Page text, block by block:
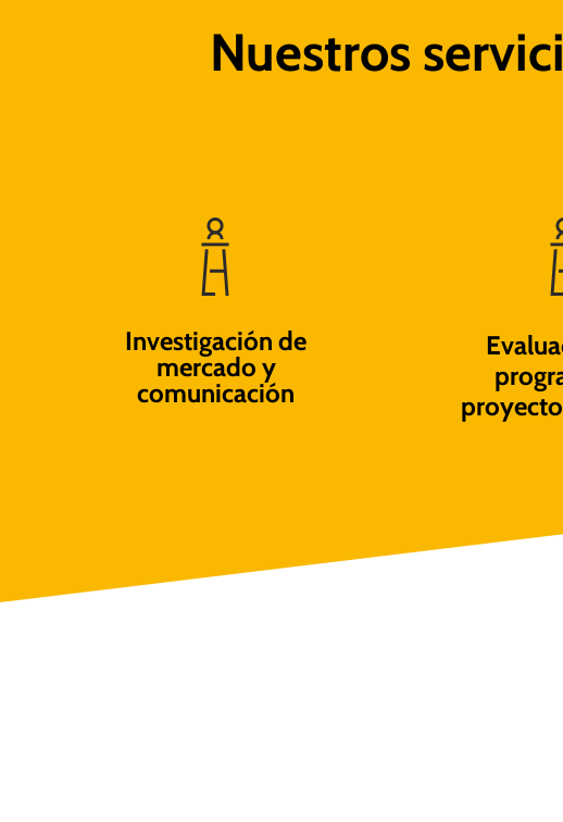
Nuestros
Investigación de
mercado y
comunicación